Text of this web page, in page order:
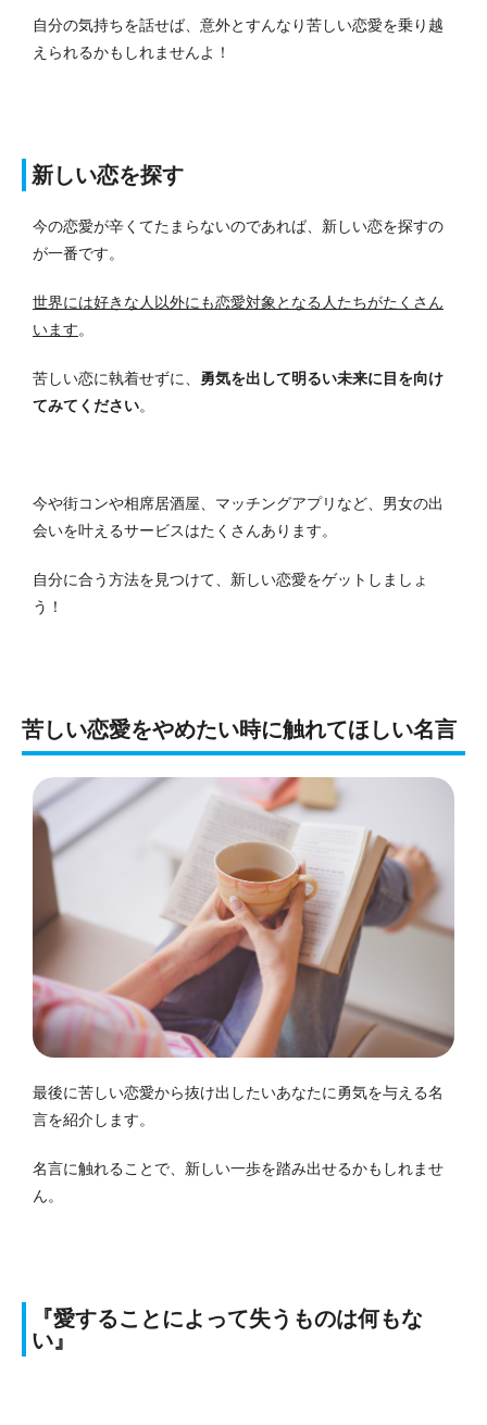
自分の気持ちを話せば、意外とすんなり苦しい恋愛を乗り越
えられるかもしれませんよ！
新しい恋を探す
今の恋愛が辛くてたまらないのであれば、新しい恋を探すの
が一番です。
世界には好きな人以外にも恋愛対象となる人たちがたくさん
います。
苦しい恋に執着せずに、 勇気を出して明るい未来に目を向け
てみてください。
今や街コンや相席居酒屋、マッチングアプリなど、男女の出
会いを叶えるサービスはたくさんあります。
自分に合う方法を見つけて、新しい恋愛をゲットしましょ
う！
苦しい恋愛をやめたい時に触れてほしい名言
最後に苦しい恋愛から抜け出したいあなたに勇気を与える名
言を紹介します。
名言に触れることで、新しい一歩を踏み出せるかもしれませ
ん。
『愛することによって失うものは何もな
い』